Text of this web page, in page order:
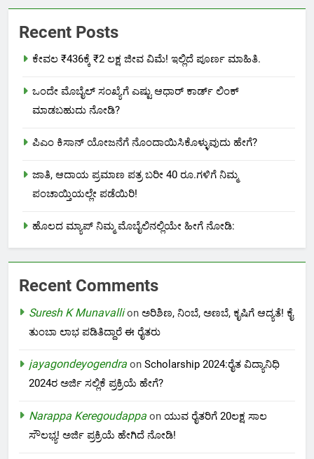
Recent Posts
ಕೇವಲ ₹436ಕ್ಕೆ ₹2 ಲಕ್ಷ ಜೀವ ವಿಮೆ! ಇಲ್ಲಿದೆ ಪೂರ್ಣ ಮಾಹಿತಿ.
ಒಂದೇ ಮೊಬೈಲ್ ಸಂಖ್ಯೆಗೆ ಎಷ್ಟು ಆಧಾರ್ ಕಾರ್ಡ್ ಲಿಂಕ್
ಮಾಡಬಹುದು ನೋಡಿ?
ಪಿಎಂ ಕಿಸಾನ್ ಯೋಜನೆಗೆ ನೊಂದಾಯಿಸಿಕೊಳ್ಳುವುದು ಹೇಗೆ?
ಜಾತಿ, ಆದಾಯ ಪ್ರಮಾಣ ಪತ್ರ ಬರೀ 40 ರೂ.ಗಳಿಗೆ ನಿಮ್ಮ
ಪಂಚಾಯ್ತಿಯಲ್ಲೇ ಪಡೆಯಿರಿ!
ಹೊಲದ ಮ್ಯಾಪ್ ನಿಮ್ಮ ಮೊಬೈಲಿನಲ್ಲಿಯೇ ಹೀಗೆ ನೋಡಿ:
Recent Comments
Suresh K Munavallion ಅರಿಶಿಣ, ನಿಂಬೆ, ಅಣಬೆ, ಕೃಷಿಗೆ ಆದ್ಯತೆ! ಕೈ
ತುಂಬಾ ಲಾಭ ಪಡಿತಿದ್ದಾರೆ ಈ ರೈತರು
jayagondeyogendra on Scholarship 2024:ರೈತ ವಿದ್ಯಾನಿಧಿ
2024ರ ಅರ್ಜಿ ಸಲ್ಲಿಕೆ ಪ್ರಕ್ರಿಯೆ ಹೇಗೆ?
Narappa Keregoudappa on ಯುವ ರೈತರಿಗೆ 20ಲಕ್ಷ ಸಾಲ
ಸೌಲಭ್ಯ! ಅರ್ಜಿ ಪ್ರಕ್ರಿಯೆ ಹೇಗಿದೆ ನೋಡಿ!